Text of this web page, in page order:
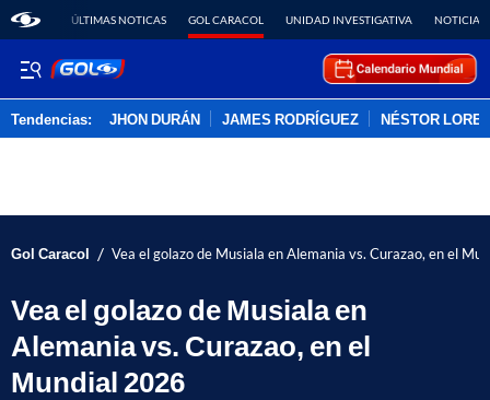
ÚLTIMAS NOTICAS GOL CARACOL UNIDAD INVESTIGATIVA NOTICIAS
Tendencias: JHON DURÁN JAMES RODRÍGUEZ NÉSTOR
Gol Caracol / Vea el golazo de Musiala en Alemania vs. Curazao, en el
Vea el golazo de Musiala en
Alemania vs. Curazao, en el
Mundial 2026